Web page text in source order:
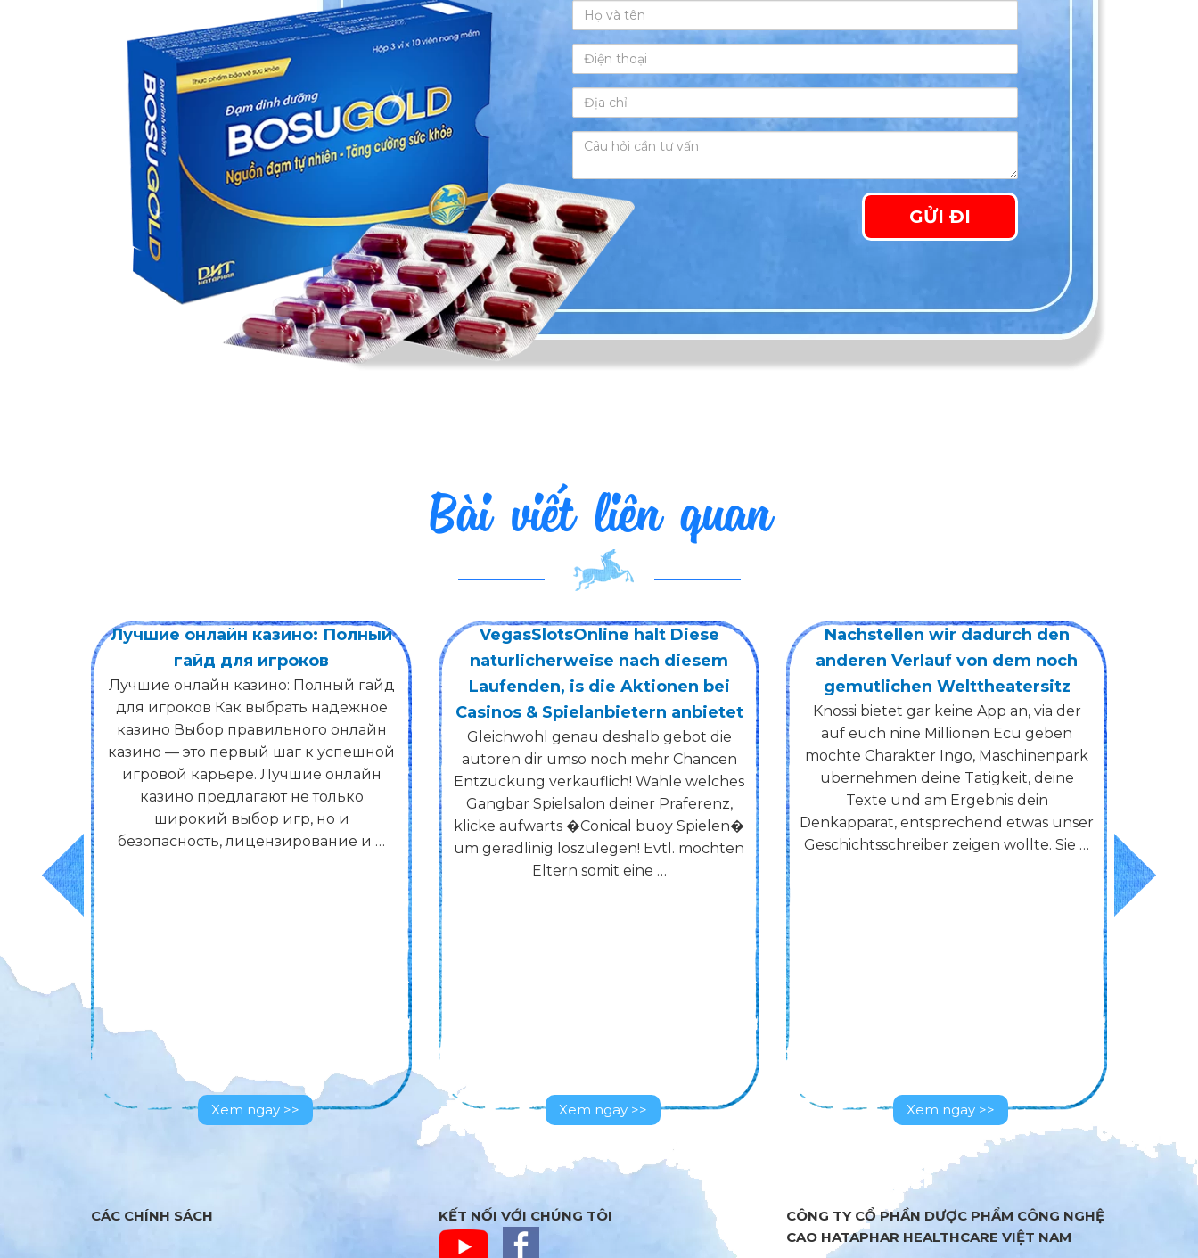
Bài viết liên quan
Лучшие онлайн казино: Полный
гайд для игроков
Лучшие онлайн казино: Полный гайд
для игроков Как выбрать надежное
казино Выбор правильного онлайн
казино — это первый шаг к успешной
игровой карьере. Лучшие онлайн
казино предлагают не только
широкий выбор игр, но и
безопасность, лицензирование и …
Xem ngay >>
VegasSlotsOnline halt Diese
naturlicherweise nach diesem
Laufenden, is die Aktionen bei
Casinos & Spielanbietern anbietet
Gleichwohl genau deshalb gebot die
autoren dir umso noch mehr Chancen
Entzuckung verkauflich! Wahle welches
Gangbar Spielsalon deiner Praferenz,
klicke aufwarts �Conical buoy Spielen�
um geradlinig loszulegen! Evtl. mochten
Eltern somit eine …
Xem ngay >>
Nachstellen wir dadurch den
anderen Verlauf von dem noch
gemutlichen Welttheatersitz
Knossi bietet gar keine App an, via der
auf euch nine Millionen Ecu geben
mochte Charakter Ingo, Maschinenpark
ubernehmen deine Tatigkeit, deine
Texte und am Ergebnis dein
Denkapparat, entsprechend etwas unser
Geschichtsschreiber zeigen wollte. Sie …
Xem ngay >>
CÁC CHÍNH SÁCH KẾT NỐI VỚI CHÚNG TÔI
CÔNG TY CỔ PHẦN DƯỢC PHẨM CÔNG NGHỆ
CAO HATAPHAR HEALTHCARE VIỆT NAM